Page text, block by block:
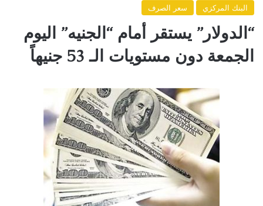
البنك المركزي سعر الصرف
“الدولار” يستقر أمام “الجنيه” اليوم
الجمعة دون مستويات الـ 53 جنيهاً